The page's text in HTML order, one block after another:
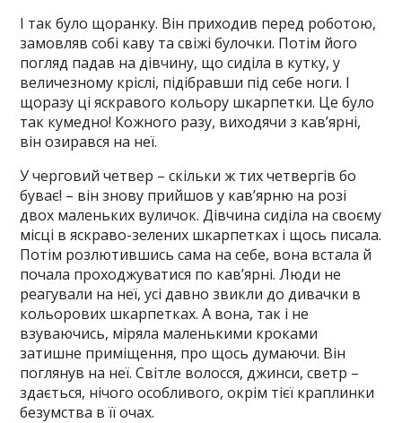
І так було щоранку. Він приходив перед роботою,
замовляв собі каву та свіжі булочки. Потім його
погляд падав на дівчину, що сиділа в кутку, у
величезному кріслі, підібравши під себе ноги. І
щоразу ці яскравого кольору шкарпетки. Це було
так кумедно! Кожного разу, виходячи з кав’ярні,
він озирався на неї.
У черговий четвер – скільки ж тих четвергів бо
буває! – він знову прийшов у кав’ярню на розі
двох маленьких вуличок. Дівчина сиділа на своєму
місці в яскраво-зелених шкарпетках і щось писала.
Потім розлютившись сама на себе, вона встала й
почала проходжуватися по кав’ярні. Люди не
реагували на неї, усі давно звикли до дивачки в
кольорових шкарпетках. А вона, так і не
взуваючись, міряла маленькими кроками
затишне приміщення, про щось думаючи. Він
поглянув на неї. Світле волосся, джинси, светр –
здається, нічого особливого, окрім тієї краплинки
безумства в її очах.